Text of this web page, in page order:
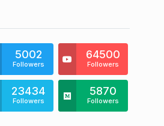
5002
Followers
64500
Followers
23434
Followers
5870
Followers